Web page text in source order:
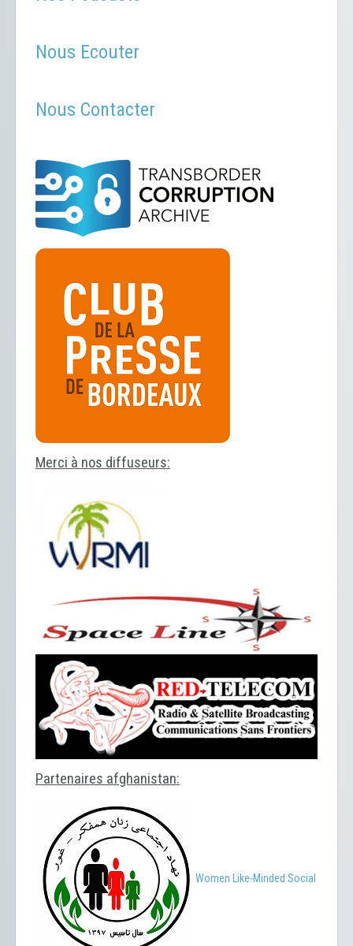
Nous Ecouter
Nous Contacter
Merci à nos diffuseurs:
Partenaires afghanistan:
Women Like-Minded Social